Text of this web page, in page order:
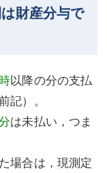
財産分与で
以降の分の支払
記）。
は未払い，つま
場合は，現測定